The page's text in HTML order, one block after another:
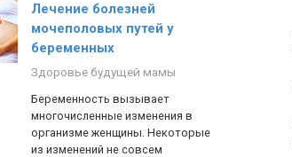
Лечение болезней
мочеполовых путей у
беременных
Здоровье будущей мамы
Беременность вызывает
многочисленные изменения в
организме женщины. Некоторые
из изменений не совсем